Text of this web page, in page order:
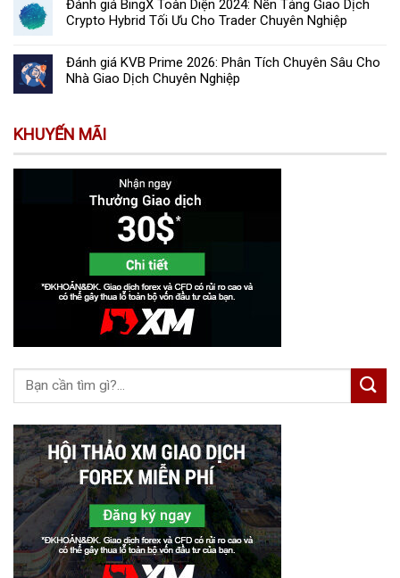
Đánh giá BingX Toàn Diện 2024: Nền Tảng Giao Dịch
Crypto Hybrid Tối Ưu Cho Trader Chuyên Nghiệp
Đánh giá KVB Prime 2026: Phân Tích Chuyên Sâu Cho
Nhà Giao Dịch Chuyên Nghiệp
KHUYẾN MÃI